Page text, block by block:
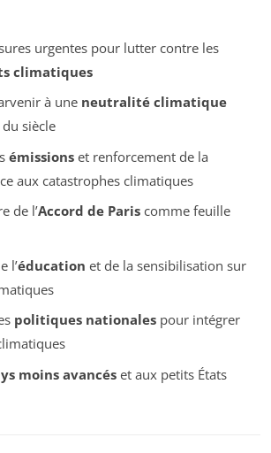
urgentes pour lutter contre les
climatiques
à une neutralité climatique
siècle
émissionset renforcement de la
aux catastrophes climatiques
de l’Accord de Pariscomme feuille
l’éducation et de la sensibilisation sur
politiques nationalespour intégrer
moins avancéset aux petits États